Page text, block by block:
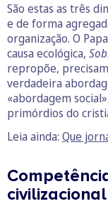
São estas as três
e de forma
organização. O
causa ecológica,
repropõe,
verdadeira
«abordagem
primórdios do
Leia ainda: Que
civilizacional